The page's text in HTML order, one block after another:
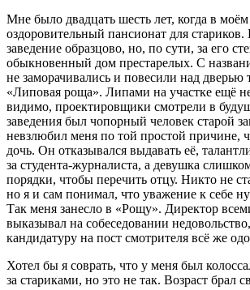
Мне было двадцать шесть лет, когда в
оздоровительный пансионат для стариков.
заведение образцово, но, по сути, за его
обыкновенный дом престарелых. С
не заморачивались и повесили над дверью
«Липовая роща». Липами на участке ещё
видимо, проектировщики смотрели в
заведения был чопорный человек старой
невзлюбил меня по той простой причине,
дочь. Он отказывался выдавать её,
за студента-журналиста, а девушка
порядки, чтобы перечить отцу. Никто не
но я и сам понимал, что уважение к себе
Так меня занесло в «Рощу». Директор
выказывал на собеседовании
кандидатуру на пост смотрителя всё же
Хотел бы я соврать, что у меня был
за стариками, но это не так. Возраст брал